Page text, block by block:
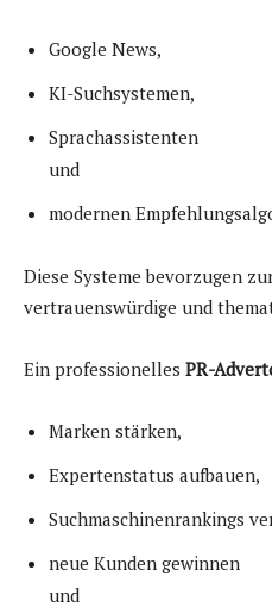
Google News,
KI-Suchsystemen,
Sprachassistenten
und
modernen
Diese Systeme bevorzugen
vertrauenswürdige und
Ein professionelles PR-
Marken stärken,
Expertenstatus aufbauen,
Suchmaschinenrankings
neue Kunden gewinnen
und